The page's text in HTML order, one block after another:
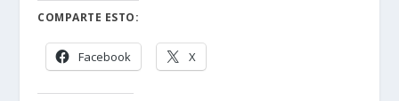
COMPARTE ESTO:
Facebook X